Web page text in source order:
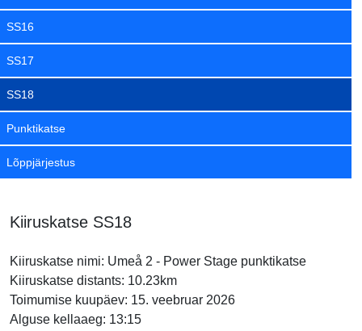
SS16
SS17
SS18
Punktikatse
Lõppjärjestus
Kiiruskatse SS18
Kiiruskatse nimi: Umeå 2 - Power Stage punktikatse
Kiiruskatse distants: 10.23km
Toimumise kuupäev: 15. veebruar 2026
Alguse kellaaeg: 13:15